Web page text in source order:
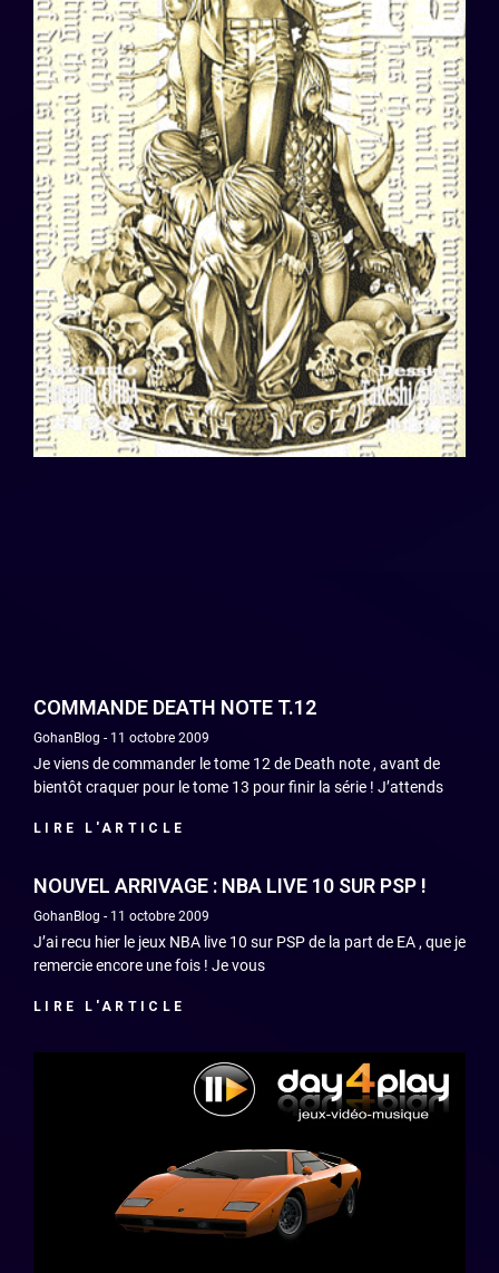
COMMANDE DEATH NOTE T.12
GohanBlog 11 octobre 2009
Je viens de commander le tome 12 de Death note , avant de
bientôt craquer pour le tome 13 pour finir la série ! J’attends
LIRE L'ARTICLE
NOUVEL ARRIVAGE : NBA LIVE 10 SUR PSP !
GohanBlog 11 octobre 2009
J’ai recu hier le jeux NBA live 10 sur PSP de la part de EA , que je
remercie encore une fois ! Je vous
LIRE L'ARTICLE